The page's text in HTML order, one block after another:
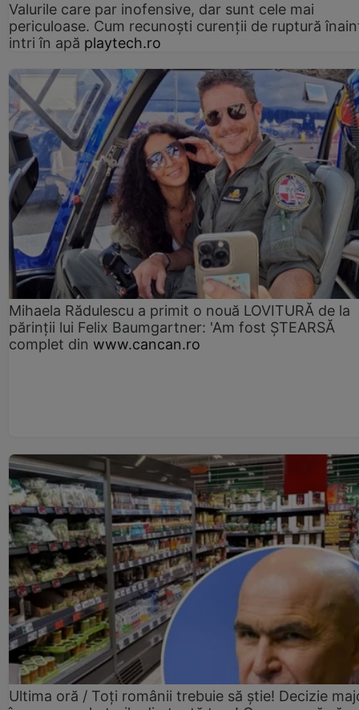
Valurile care par inofensive, dar sunt cele mai
periculoase. Cum recunoști curenții de ruptură
intri în apă playtech.ro
Mihaela Rădulescu a primit o nouă LOVITURĂ de la
părinții lui Felix Baumgartner: 'Am fost ȘTEARSĂ
complet din www.cancan.ro
Ultima oră / Toți românii trebuie să știe! Decizie